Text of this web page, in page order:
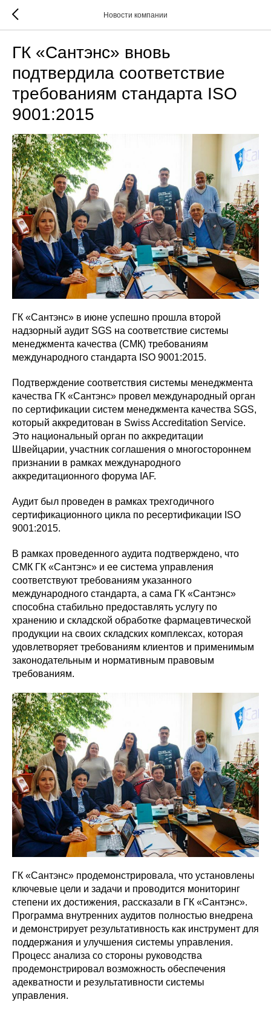
Новости компании
ГК «Сантэнс» вновь
подтвердила соответствие
требованиям стандарта ISO
9001:2015
ГК «Сантэнс» в июне успешно прошла второй
надзорный аудит SGS на соответствие системы
менеджмента качества (СМК) требованиям
международного стандарта ISO 9001:2015.
Подтверждение соответствия системы менеджмента
качества ГК «Сантэнс» провел международный орган
по сертификации систем менеджмента качества SGS,
который аккредитован в Swiss Accreditation Service.
Это национальный орган по аккредитации
Швейцарии, участник соглашения о многостороннем
признании в рамках международного
аккредитационного форума IAF.
Аудит был проведен в рамках трехгодичного
сертификационного цикла по ресертификации ISO
9001:2015.
В рамках проведенного аудита подтверждено, что
СМК ГК «Сантэнс» и ее система управления
соответствуют требованиям указанного
международного стандарта, а сама ГК «Сантэнс»
способна стабильно предоставлять услугу по
хранению и складской обработке фармацевтической
продукции на своих складских комплексах, которая
удовлетворяет требованиям клиентов и применимым
законодательным и нормативным правовым
требованиям.
ГК «Сантэнс» продемонстрировала, что установлены
ключевые цели и задачи и проводится мониторинг
степени их достижения, рассказали в ГК «Сантэнс».
Программа внутренних аудитов полностью внедрена
и демонстрирует результативность как инструмент для
поддержания и улучшения системы управления.
Процесс анализа со стороны руководства
продемонстрировал возможность обеспечения
адекватности и результативности системы
управления.